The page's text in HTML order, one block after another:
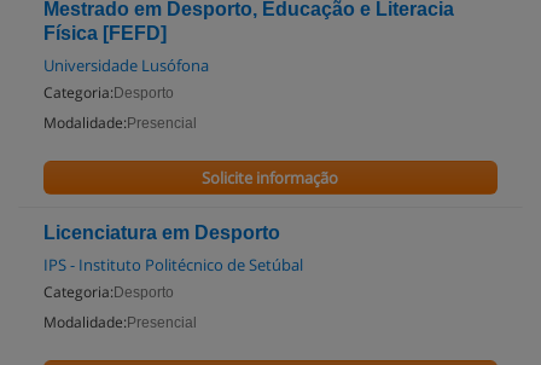
Mestrado em Desporto, Educação e Literacia
Física [FEFD]
Universidade Lusófona
Categoria: Desporto
Modalidade: Presencial
Solicite informação
Licenciatura em Desporto
IPS - Instituto Politécnico de Setúbal
Categoria: Desporto
Modalidade: Presencial